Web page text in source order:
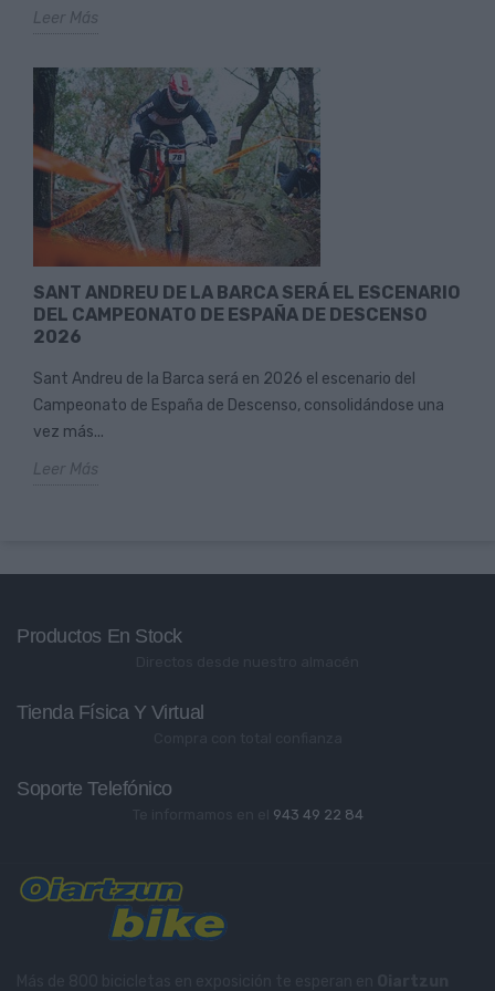
Leer Más
SANT ANDREU DE LA BARCA SERÁ EL ESCENARIO
DEL CAMPEONATO DE ESPAÑA DE DESCENSO
2026
Sant Andreu de la Barca será en 2026 el escenario del
Campeonato de España de Descenso, consolidándose una
vez más...
Leer Más
Productos En Stock
Tienda Física Y Virtual
Soporte Telefónico
943 49 22 84